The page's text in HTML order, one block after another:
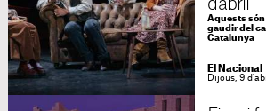
d'abril
Aquests
gaudir del
Catalunya
El Nacional
Dijous, 9